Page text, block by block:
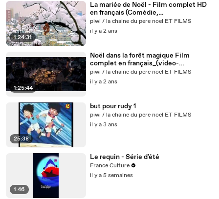
1:24:31
La mariée de Noël - Film complet HD
en français (Comédie,
Romantique)_(video-avc1_audio-
mp4a)_640x360_25fps_480kbps
piwi / la chaine du pere noel ET FILMS
il y a 2 ans
1:25:44
Noël dans la forêt magique Film
complet en français_(video-
avc1_audio-
mp4a)_640x266_25fps_292kbps
piwi / la chaine du pere noel ET FILMS
il y a 2 ans
25:38
but pour rudy 1
piwi / la chaine du pere noel ET FILMS
il y a 3 ans
1:46
Le requin - Série d'été
France Culture
il y a 5 semaines